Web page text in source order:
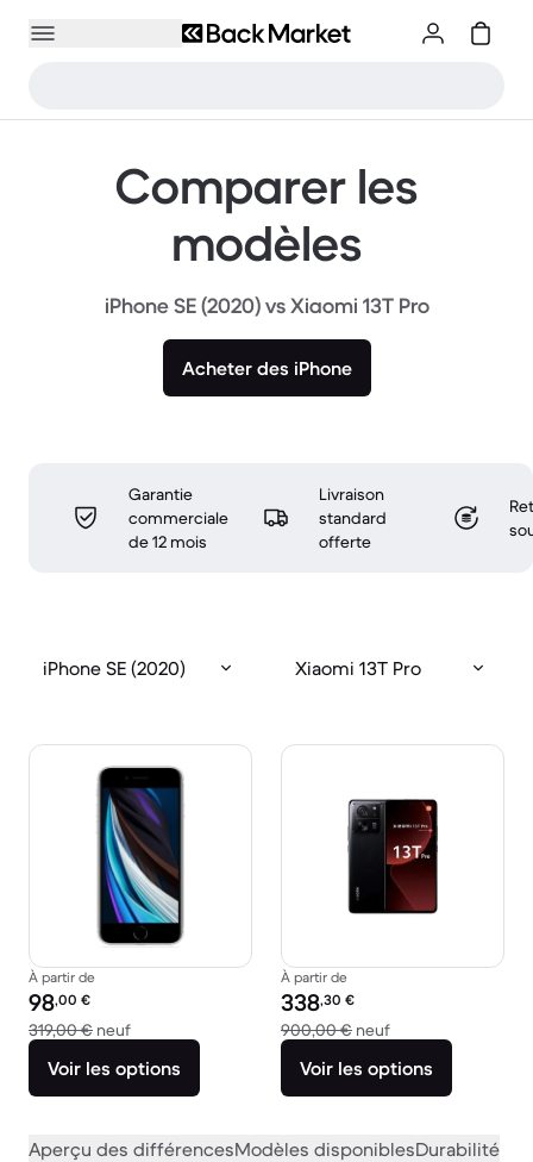
Comparer les
modèles
iPhone SE (2020) vs Xiaomi 13T Pro
Acheter des iPhone
Garantie
commerciale
de 12 mois
Livraison
standard
offerte
iPhone SE (2020) Xiaomi 13T Pro
À partir de
Prix reconditionné :
98,00 €
319,00 € neufcontre 319,00 € neuf
Voir les options
À partir de
Prix reconditionné :
338,30 €
900,00 € neufcontre 900,00 €
Voir les options
Aperçu des différencesModèles disponiblesDurabilité